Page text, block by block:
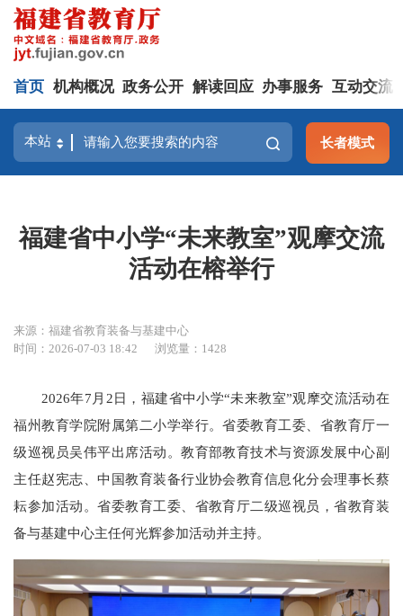
首页 机构概况 政务公开 解读回应 办事服务 互动交流
长者模式
福建省中小学“未来教室”观摩交流
活动在榕举行
来源：福建省教育装备与基建中心
时间：2026-07-03 18:42
浏览量：1428
2026年7月2日，福建省中小学“未来教室”观摩交流活动在
福州教育学院附属第二小学举行。省委教育工委、省教育厅一
级巡视员吴伟平出席活动。教育部教育技术与资源发展中心副
主任赵宪志、中国教育装备行业协会教育信息化分会理事长蔡
耘参加活动。省委教育工委、省教育厅二级巡视员，省教育装
备与基建中心主任何光辉参加活动并主持。